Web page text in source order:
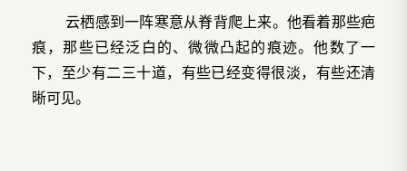
云栖感到一阵寒意从脊背爬上来。他看着那些疤
痕，那些已经泛白的、微微凸起的痕迹。他数了一
下，至少有二三十道，有些已经变得很淡，有些还清
晰可见。